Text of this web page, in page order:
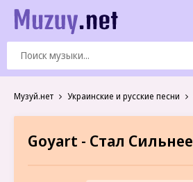
Музуй.нет Украинские и русские песни
Goyart - Стал Сильнее